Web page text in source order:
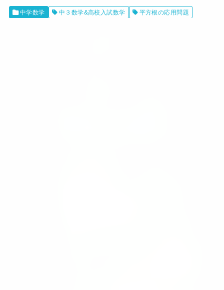
中学数学 中３数学&高校入試数学 平方根の応用問題